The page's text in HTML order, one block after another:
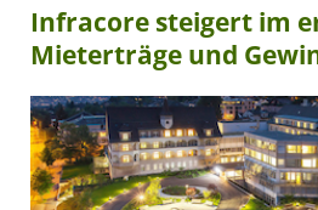
Infracore steigert im
Mieterträge und